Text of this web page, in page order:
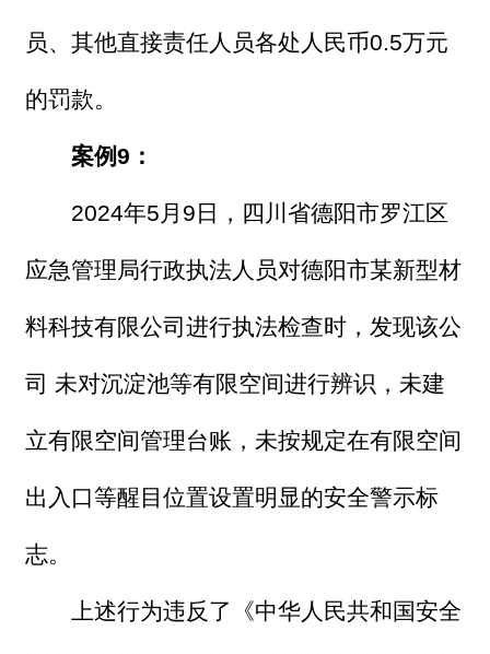
员、其他直接责任人员各处人民币0.5万元
的罚款。
案例9：
2024年5月9日，四川省德阳市罗江区
应急管理局行政执法人员对德阳市某新型材
料科技有限公司进行执法检查时，发现该公
司 未对沉淀池等有限空间进行辨识，未建
立有限空间管理台账，未按规定在有限空间
出入口等醒目位置设置明显的安全警示标
志。
上述行为违反了《中华人民共和国安全